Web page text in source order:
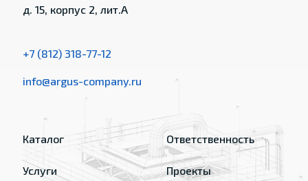
д. 15, корпус 2, лит.А
+7 (812) 318-77-12
info@argus-company.ru
Каталог
Услуги
Ответственность
Проекты